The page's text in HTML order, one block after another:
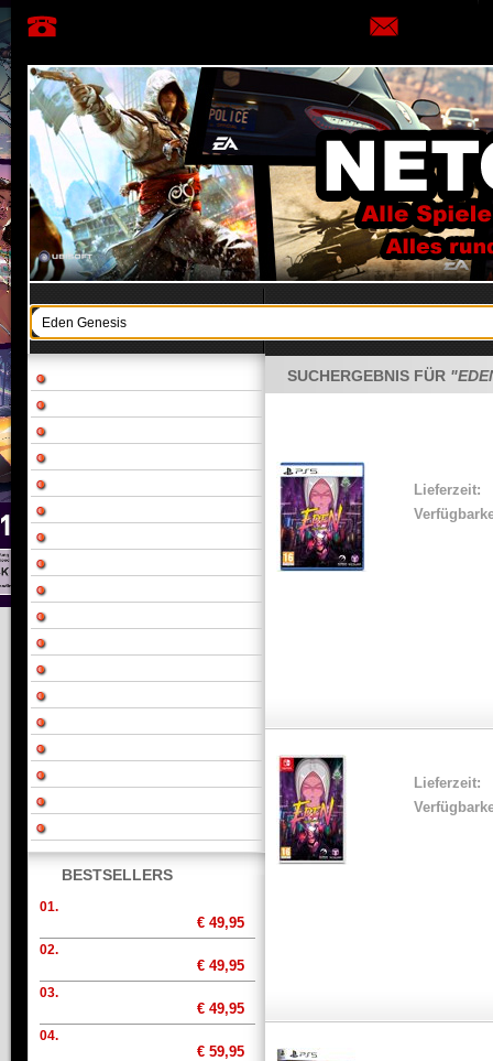
SUCHERGEBNIS FÜR
Lieferzeit:
Lieferzeit:
BESTSELLERS
01.
€ 49,95
02.
€ 49,95
03.
€ 49,95
04.
€ 59,95